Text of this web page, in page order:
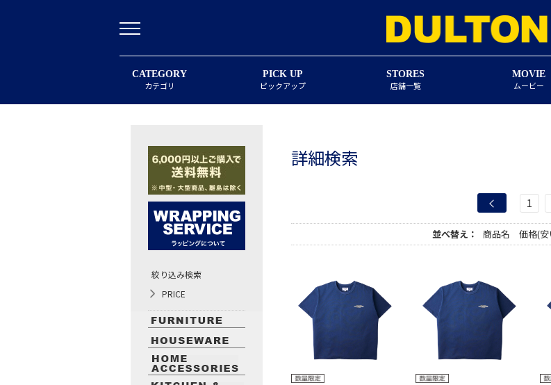
CATEGORY
カテゴリ
PICK UP
ピックアップ
STORES
店舗一覧
MOVIE
ムービー
詳細検索
1
並べ替え： 商品名 価格(安
絞り込み検索
PRICE